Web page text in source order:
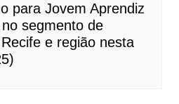
para Jovem Aprendiz
segmento de
e região nesta